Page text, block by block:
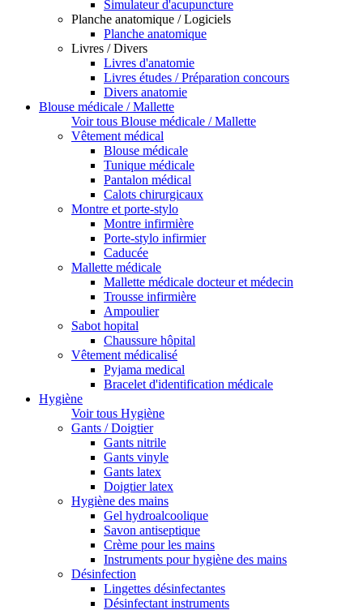
Simulateur d'acupuncture
Planche anatomique / Logiciels
Planche anatomique
Livres / Divers
Livres d'anatomie
Livres études / Préparation concours
Divers anatomie
Blouse médicale / Mallette
Voir tous Blouse médicale / Mallette
Vêtement médical
Blouse médicale
Tunique médicale
Pantalon médical
Calots chirurgicaux
Montre et porte-stylo
Montre infirmière
Porte-stylo infirmier
Caducée
Mallette médicale
Mallette médicale docteur et médecin
Trousse infirmière
Ampoulier
Sabot hopital
Chaussure hôpital
Vêtement médicalisé
Pyjama medical
Bracelet d'identification médicale
Hygiène
Voir tous Hygiène
Gants / Doigtier
Gants nitrile
Gants vinyle
Gants latex
Doigtier latex
Hygiène des mains
Gel hydroalcoolique
Savon antiseptique
Crème pour les mains
Instruments pour hygiène des mains
Désinfection
Lingettes désinfectantes
Désinfectant instruments